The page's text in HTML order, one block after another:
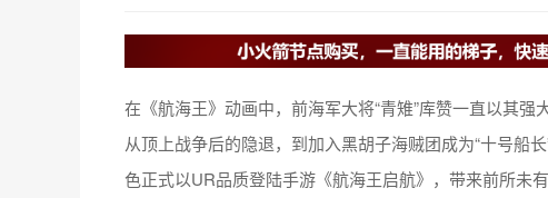
在《航海王》动画中，前海军大将“青雉”库赞一直以其强
从顶上战争后的隐退，到加入黑胡子海贼团成为“十号船
色正式以UR品质登陆手游《航海王启航》，带来前所未